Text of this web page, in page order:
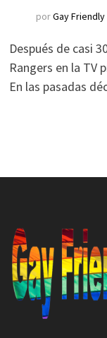
porGay Friendly
Después de casi
Rangers en la TV
En las pasadas